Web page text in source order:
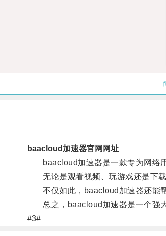
baacloud加速器官网网址
baacloud加速器是一款专为网络用
无论是观看视频、玩游戏还是下载
不仅如此，baacloud加速器还能帮
总之，baacloud加速器是一个强大
#3#